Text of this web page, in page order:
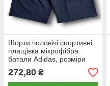
Шорти чоловічі спортивні
плащівка мікрофібра
батали Adidas, розміри
56-64, темно-сині, 011486
272,80 ₴